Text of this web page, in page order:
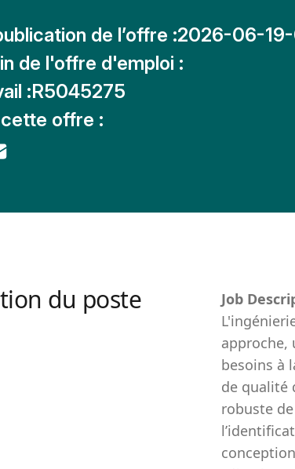
de l’offre :2026-06-
de l'offre d'emploi :
:R5045275
offre :
du poste
Job
approche,
besoins à
de qualité
robuste